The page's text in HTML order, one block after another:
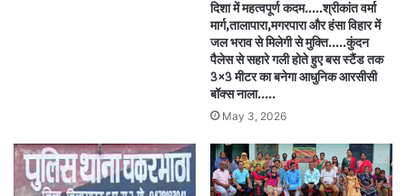
दिशा में महत्वपूर्ण कदम…..श्रीकांत वर्मा
मार्ग,तालापारा,मगरपारा और हंसा विहार में
जल भराव से मिलेगी से मुक्ति…..कुंदन
पैलेस से सहारे गली होते हुए बस स्टैंड तक
3×3 मीटर का बनेगा आधुनिक आरसीसी
बॉक्स नाला…..
May 3, 2026